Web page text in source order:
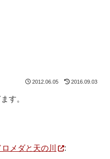
2012.06.05 2016.09.03
す。
メダと天の川 :